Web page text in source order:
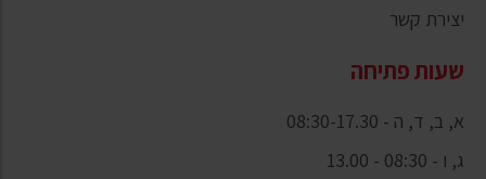
יצירת קשר
שעות פתיחה
א, ב, ד, ה - 08:30-17.30
ג, ו - 08:30 - 13.00